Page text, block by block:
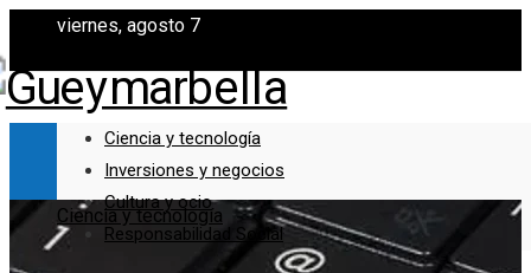
viernes, agosto 7
Ciencia y tecnología
Inversiones y negocios
Cultura y ocio
Responsabilidad Social
Ciencia y tecnología